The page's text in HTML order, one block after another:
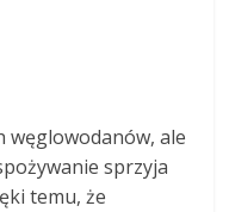
węglowodanów, ale
sprzyja
temu, że